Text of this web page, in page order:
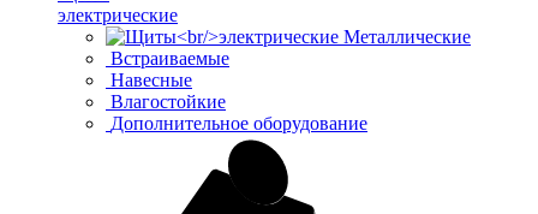
электрические
Металлические
Встраиваемые
Навесные
Влагостойкие
Дополнительное оборудование